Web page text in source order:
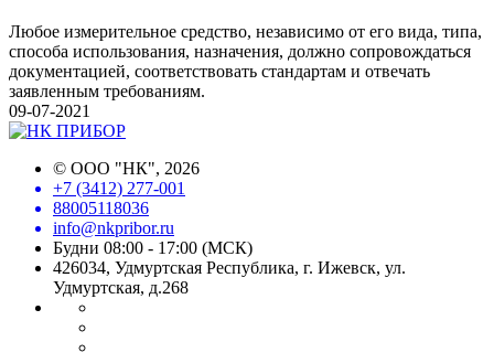
Любое измерительное средство, независимо от его вида, типа,
способа использования, назначения, должно сопровождаться
документацией, соответствовать стандартам и отвечать
заявленным требованиям.
09-07-2021
© ООО "НК", 2026
+7 (3412) 277-001
88005118036
info@nkpribor.ru
Будни 08:00 - 17:00 (МСК)
426034, Удмуртская Республика, г. Ижевск, ул.
Удмуртская, д.268